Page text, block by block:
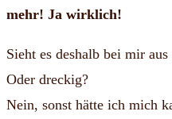
mehr! Ja wirklich!
Sieht es deshalb bei mir
Oder dreckig?
Nein, sonst hätte ich mich